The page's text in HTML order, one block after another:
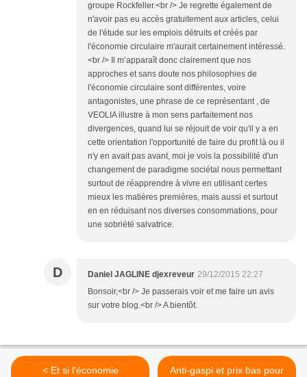
groupe Rockfeller.<br /> Je regrette également de
n'avoir pas eu accès gratuitement aux articles, celui
de l'étude sur les emplois détruits et créés par
l'économie circulaire m'aurait certainement intéressé.
<br /> Il m’apparaît donc clairement que nos
approches et sans doute nos philosophies de
l'économie circulaire sont différentes, voire
antagonistes, une phrase de ce représentant , de
VEOLIA illustre à mon sens parfaitement nos
divergences, quand lui se réjouit de voir qu'il y a en
cette orientation l'opportunité de faire du profit là ou il
n'y en avait pas avant, moi je vois la possibilité d'un
changement de paradigme sociétal nous permettant
surtout de réapprendre à vivre en utilisant certes
mieux les matières premières, mais aussi et surtout
en en réduisant nos diverses consommations, pour
une sobriété salvatrice.
D Daniel JAGLINE djexreveur 29/12/2015 22:27
Bonsoir,<br /> Je passerais voir et me faire un avis
sur votre blog.<br /> A bientôt.
< Et si l'économie
Anti-gaspi et prix bas pour